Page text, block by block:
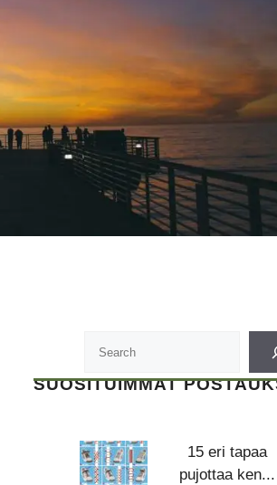
SUOSITUIMMAT
15 eri tapaa
pujottaa ken...